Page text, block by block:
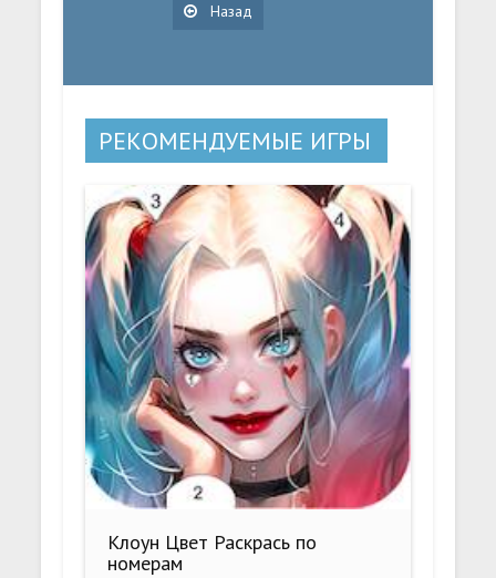
Назад
РЕКОМЕНДУЕМЫЕ ИГРЫ
Клоун Цвет Раскрась по
номерам